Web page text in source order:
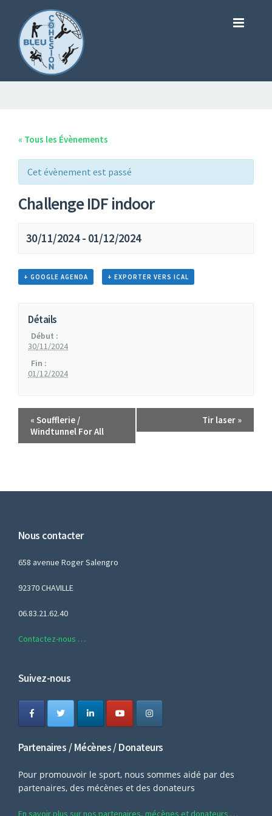
« Tous les Évènements
Cet évènement est passé
Challenge IDF indoor
30/11/2024- 01/12/2024
+ GOOGLE AGENDA + EXPORTER VERS ICAL
Détails
Début :
30/11/2024
Fin :
01/12/2024
« Soufflerie /
Windtunnel For All
Tir laser »
Nous contacter
658 avenue Roger Salengro
92370 CHAVILLE
06.83.21.62.40
Contactez-nous …
Suivez-nous
Partenaires / Mécènes / Donateurs
Pour promouvoir le sport, nous sommes aidé par des
partenaires, des mécènes et des donateurs
En savoir plus sur nos partenaires, mécènes et donateurs …